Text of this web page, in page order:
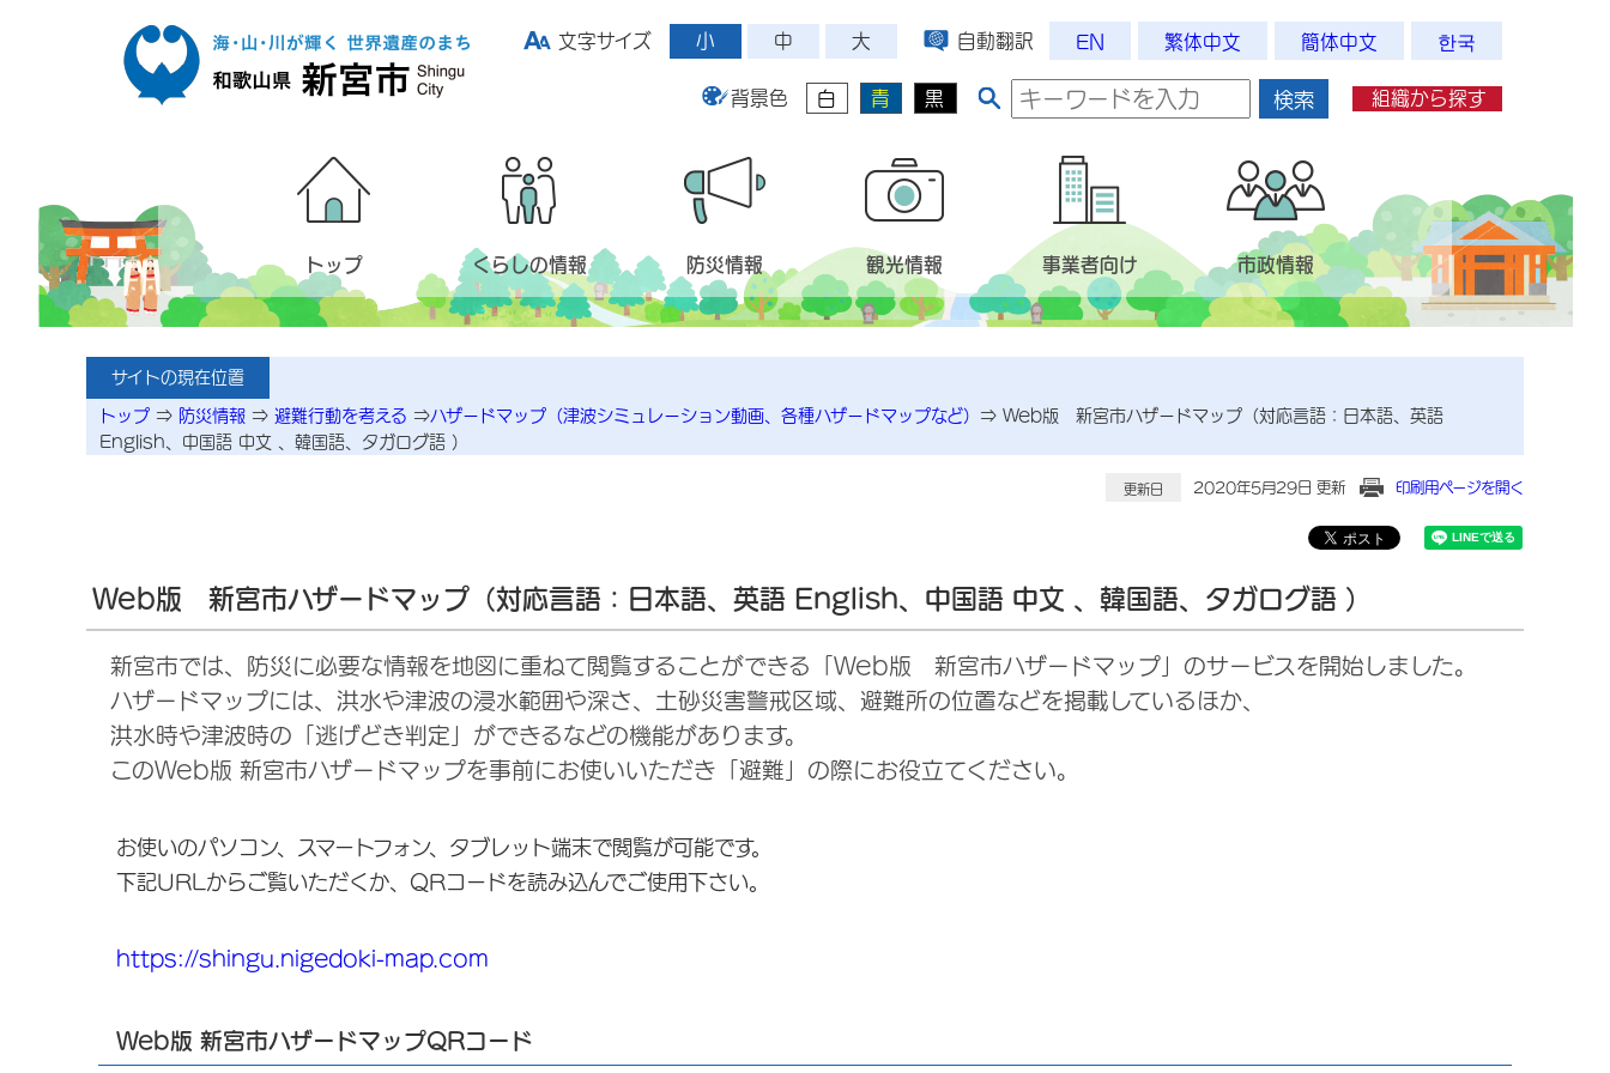
文字サイズ
小 中 大 自動翻訳 EN 繁体中文 簡体中文 한국
背景色 白 青 黒 検索 組織から探す
トップ くらしの情報 防災情報 観光情報 事業者向け 市政情報
サイトの現在位置
トップ ⇒ 防災情報 ⇒ 避難行動を考える ⇒ハザードマップ（津波シミュレーション動画、各種ハザードマップなど） ⇒ Web版 新宮市ハザードマップ（対応言語：日本語、英語
English、中国語 中文 、韓国語、タガログ語 ）
更新日 2020年5月29日 更新 印刷用ページを開く
Web版 新宮市ハザードマップ（対応言語：日本語、英語 English、中国語 中文 、韓国語、タガログ語 ）
新宮市では、防災に必要な情報を地図に重ねて閲覧することができる「Web版 新宮市ハザードマップ」のサービスを開始しました。
ハザードマップには、洪水や津波の浸水範囲や深さ、土砂災害警戒区域、避難所の位置などを掲載しているほか、
洪水時や津波時の「逃げどき判定」ができるなどの機能があります。
このWeb版 新宮市ハザードマップを事前にお使いいただき「避難」の際にお役立てください。
お使いのパソコン、スマートフォン、タブレット端末で閲覧が可能です。
下記URLからご覧いただくか、QRコードを読み込んでご使用下さい。
https://shingu.nigedoki-map.com
Web版 新宮市ハザードマップQRコード